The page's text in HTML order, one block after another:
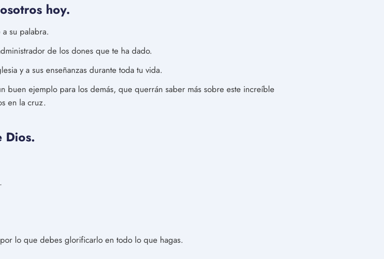
hoy.
su palabra.
de los dones que te ha dado.
y a sus enseñanzas durante toda tu vida.
buen ejemplo para los demás, que querrán saber más sobre este increíble
en la cruz.
Dios.
lo que debes glorificarlo en todo lo que hagas.